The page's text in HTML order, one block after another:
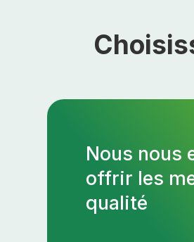
Nous nous
offrir les
qualité